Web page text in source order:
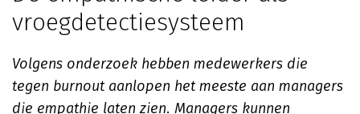
vroegdetectiesysteem
Volgens onderzoek hebben medewerkers die
tegen burnout aanlopen het meeste aan managers
die empathie laten zien. Managers kunnen